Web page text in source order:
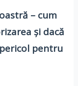
– cum
și dacă
pentru